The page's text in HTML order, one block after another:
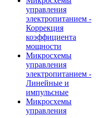
управления
электропитанием -
Коррекция
коэффициента
мощности
Микросхемы
управления
электропитанием -
Линейные и
импульсные
Микросхемы
управления